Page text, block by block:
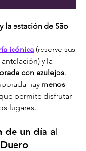
la estación de São
icónica (reserve sus
y la
con azulejos.
hay menos
que permite disfrutar
lugares.
de un día al